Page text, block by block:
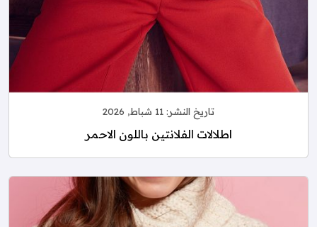
تاريخ النشر: 11 شباط, 2026
اطلالات الفلانتين باللون الاحمر